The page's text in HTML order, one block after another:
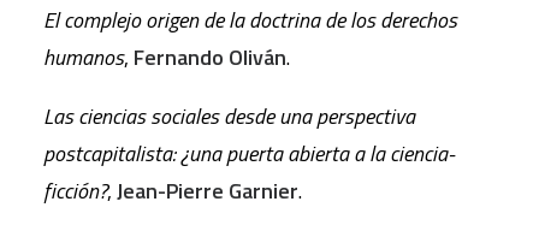
El complejo origen de la doctrina de los derechos
humanos, Fernando Oliván.
Las ciencias sociales desde una perspectiva
postcapitalista: ¿una puerta abierta a la ciencia-
ficción?,Jean-Pierre Garnier.